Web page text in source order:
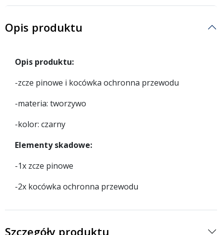
Opis produktu
Opis produktu:
-zcze pinowe i kocówka ochronna przewodu
-materia: tworzywo
-kolor: czarny
Elementy skadowe:
-1x zcze pinowe
-2x kocówka ochronna przewodu
Szczegóły produktu